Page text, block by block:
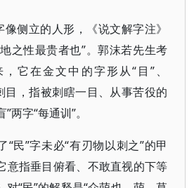
像侧立的人形，《说文解字注》
之性最贵者也”。郭沫若先生考
它在金文中的字形从“目”、
目，指被刺瞎一目、从事苦役的
两字“每通训”。
“民”字未必“有刃物以刺之”的甲
意指垂目俯看、不敢直视的下等